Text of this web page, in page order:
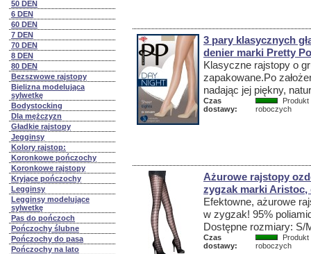
50 DEN
6 DEN
60 DEN
7 DEN
70 DEN
8 DEN
80 DEN
Bezszwowe rajstopy
Bielizna modelująca
sylwetkę
Bodystocking
Dla mężczyzn
Gładkie rajstopy
Jegginsy
Kolory rajstop:
Koronkowe pończochy
Koronkowe rajstopy
Kryjące pończochy
Legginsy
Legginsy modelujące
sylwetkę
Pas do pończoch
Pończochy ślubne
Pończochy do pasa
Pończochy na lato
3 pary klasycznych
denier marki Pretty
Klasyczne rajstopy o
zapakowane.Po
nadając jej piękny,
Czas
dostawy:
roboczych
Ażurowe rajstopy
zygzak marki Aristoc,
Efektowne, ażurowe
w zygzak! 95%
Dostępne rozmiary: S/
Czas
dostawy:
roboczych